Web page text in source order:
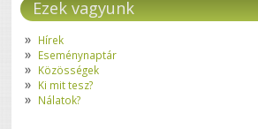
Ezek vagyunk
Hírek
Eseménynaptár
Közösségek
Ki mit tesz?
Nálatok?